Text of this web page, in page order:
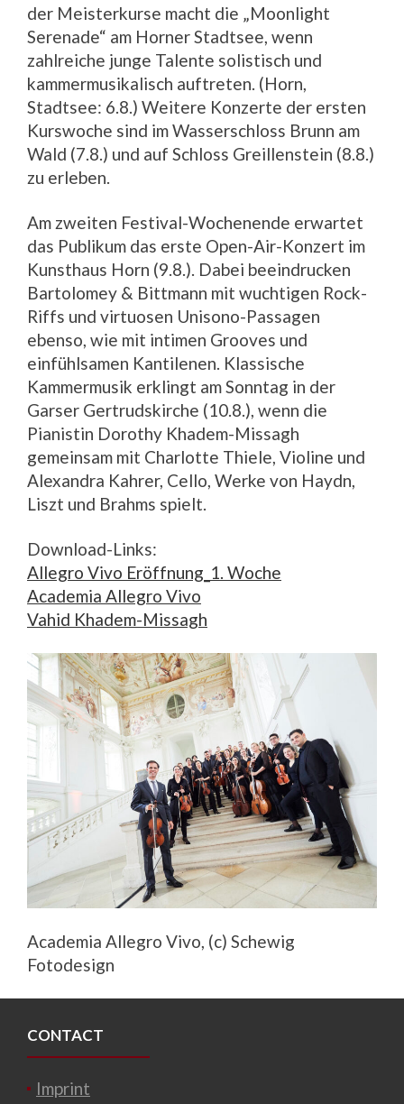
der Meisterkurse macht die „Moonlight
Serenade“ am Horner Stadtsee, wenn
zahlreiche junge Talente solistisch und
kammermusikalisch auftreten. (Horn,
Stadtsee: 6.8.) Weitere Konzerte der ersten
Kurswoche sind im Wasserschloss Brunn am
Wald (7.8.) und auf Schloss Greillenstein (8.8.)
zu erleben.
Am zweiten Festival-Wochenende erwartet
das Publikum das erste Open-Air-Konzert im
Kunsthaus Horn (9.8.). Dabei beeindrucken
Bartolomey & Bittmann mit wuchtigen Rock-
Riffs und virtuosen Unisono-Passagen
ebenso, wie mit intimen Grooves und
einfühlsamen Kantilenen. Klassische
Kammermusik erklingt am Sonntag in der
Garser Gertrudskirche (10.8.), wenn die
Pianistin Dorothy Khadem-Missagh
gemeinsam mit Charlotte Thiele, Violine und
Alexandra Kahrer, Cello, Werke von Haydn,
Liszt und Brahms spielt.
Download-Links:
Allegro Vivo Eröffnung_1. Woche
Academia Allegro Vivo
Vahid Khadem-Missagh
Academia Allegro Vivo, (c) Schewig
Fotodesign
CONTACT
Imprint